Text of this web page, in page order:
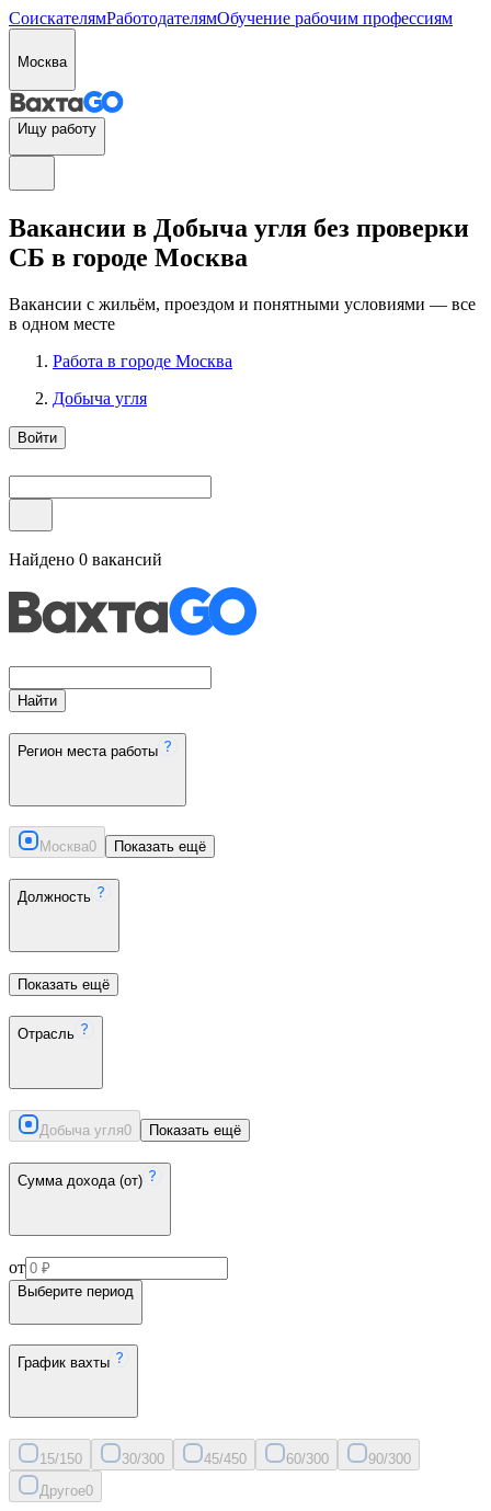
СоискателямРаботодателямОбучение рабочим профессиям
Москва
Ищу работу
Вакансии в Добыча угля без проверки
СБ в городе Москва
Вакансии с жильём, проездом и понятными условиями — все
в одном месте
Работа в городе Москва
Добыча угля
Войти
Найдено 0 вакансий
Найти
Регион места работы
Москва0 Показать ещё
Должность
Показать ещё
Отрасль
Добыча угля0 Показать ещё
Сумма дохода (от)
от
Выберите период
График вахты
15/150 30/300 45/450 60/300 90/300
Другое0